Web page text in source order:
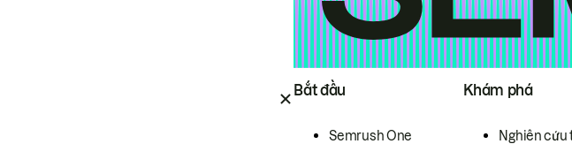
Bắt đầu
Semrush One
Khám phá
Nghiên cứu